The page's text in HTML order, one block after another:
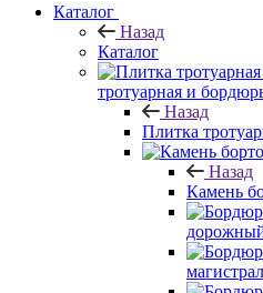
Каталог
Назад
Каталог
тротуарная и
Назад
Плитка
Назад
Камень